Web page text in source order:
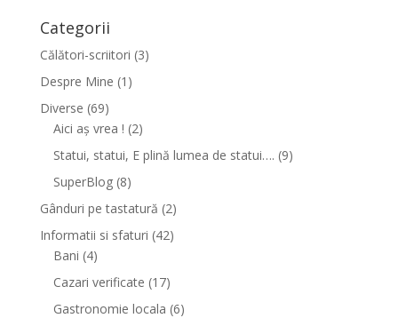
Categorii
Călători-scriitori (3)
Despre Mine (1)
Diverse (69)
Aici aș vrea ! (2)
Statui, statui, E plină lumea de statui…. (9)
SuperBlog(8)
Gânduri pe tastatură (2)
Informatii si sfaturi (42)
Bani (4)
Cazari verificate (17)
Gastronomie locala (6)